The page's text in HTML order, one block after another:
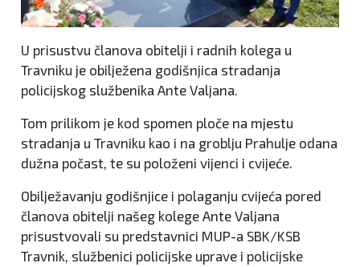
U prisustvu članova obitelji i radnih kolega u
Travniku je obilježena godišnjica stradanja
policijskog službenika Ante Valjana.
Tom prilikom je kod spomen ploče na mjestu
stradanja u Travniku kao i na groblju Prahulje odana
dužna počast, te su položeni vijenci i cvijeće.
Obilježavanju godišnjice i polaganju cvijeća pored
članova obitelji našeg kolege Ante Valjana
prisustvovali su predstavnici MUP-a SBK/KSB
Travnik, službenici policijske uprave i policijske